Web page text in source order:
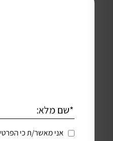
אני מאשר/ת כי